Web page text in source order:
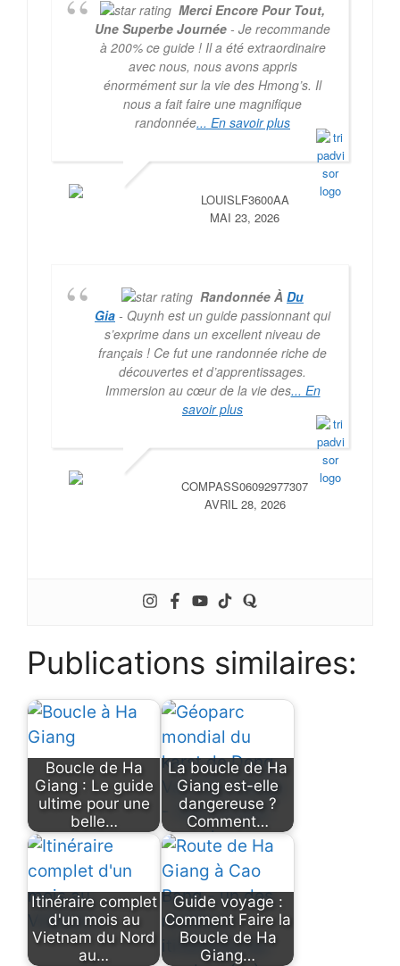
Merci Encore Pour Tout,
Une Superbe Journée - Je recommande
à 200% ce guide ! Il a été extraordinaire
avec nous, nous avons appris
énormément sur la vie des Hmong’s. Il
nous a fait faire une magnifique
randonnée... En savoir plus
LOUISLF3600AA
MAI 23, 2026
Randonnée À Du
Gia - Quynh est un guide passionnant qui
s’exprime dans un excellent niveau de
français ! Ce fut une randonnée riche de
découvertes et d’apprentissages.
Immersion au cœur de la vie des... En
savoir plus
COMPASS06092977307
AVRIL 28, 2026
Publications similaires:
Boucle de Ha
Giang : Le guide
ultime pour une
belle…
La boucle de Ha
Giang est-elle
dangereuse ?
Comment…
Itinéraire complet
d'un mois au
Vietnam du Nord
au…
Guide voyage :
Comment Faire la
Boucle de Ha
Giang…